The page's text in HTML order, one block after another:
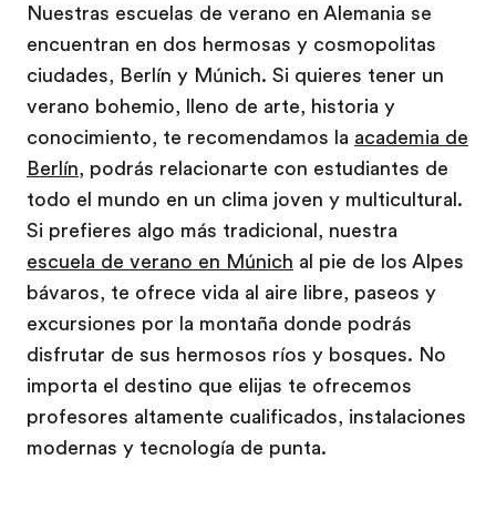
Nuestras escuelas de verano en Alemania se
encuentran en dos hermosas y cosmopolitas
ciudades, Berlín y Múnich. Si quieres tener un
verano bohemio, lleno de arte, historia y
conocimiento, te recomendamos la academia de
Berlín, podrás relacionarte con estudiantes de
todo el mundo en un clima joven y multicultural.
Si prefieres algo más tradicional, nuestra
escuela de verano en Múnich al pie de los Alpes
bávaros, te ofrece vida al aire libre, paseos y
excursiones por la montaña donde podrás
disfrutar de sus hermosos ríos y bosques. No
importa el destino que elijas te ofrecemos
profesores altamente cualificados, instalaciones
modernas y tecnología de punta.